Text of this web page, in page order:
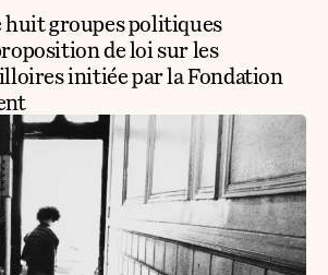
huit groupes politiques
de loi sur les
initiée par la Fondation